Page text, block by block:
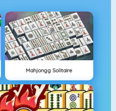
Mahjongg Solitaire